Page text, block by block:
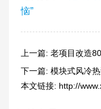
恼”
上一篇: 老项目改造
下一篇: 模块式风冷
本文链接: http://